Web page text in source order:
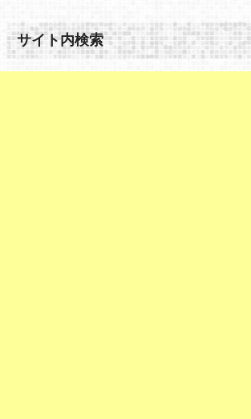
サイト内検索